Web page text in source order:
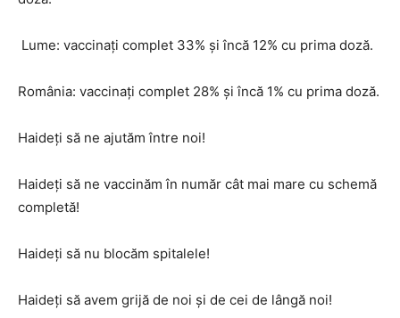
Lume: vaccinați complet 33% și încă 12% cu prima doză.
România: vaccinați complet 28% și încă 1% cu prima doză.
Haideți să ne ajutăm între noi!
Haideți să ne vaccinăm în număr cât mai mare cu schemă
completă!
Haideți să nu blocăm spitalele!
Haideți să avem grijă de noi și de cei de lângă noi!